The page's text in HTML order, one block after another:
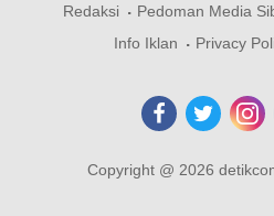
Redaksi Pedoman Media
Info Iklan
Privacy
Copyright @ 2026